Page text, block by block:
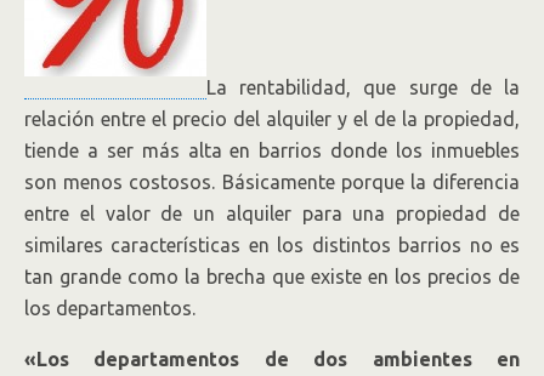
La rentabilidad, que surge de la
relación entre el precio del alquiler y el de la propiedad,
tiende a ser más alta en barrios donde los inmuebles
son menos costosos. Básicamente porque la diferencia
entre el valor de un alquiler para una propiedad de
similares características en los distintos barrios no es
tan grande como la brecha que existe en los precios de
los departamentos.
«Los departamentos de dos ambientes en